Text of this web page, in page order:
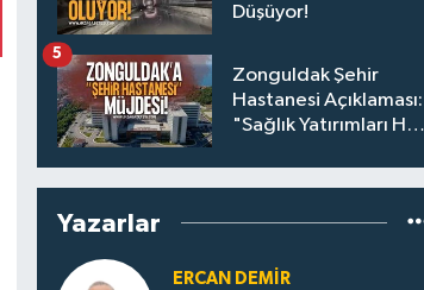
Düşüyor!
Zonguldak Şehir
Hastanesi Açıklaması:
"Sağlık Yatırımları Hız
5
Yazarlar
ERCAN DEMIR